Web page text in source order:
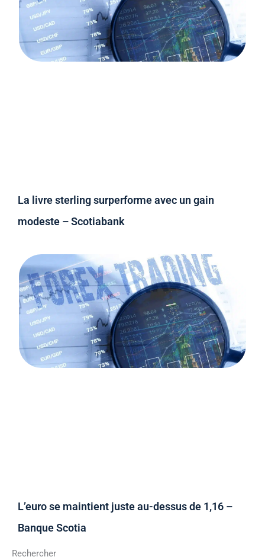
La livre sterling surperforme avec un gain
modeste – Scotiabank
L’euro se maintient juste au-dessus de 1,16 –
Banque Scotia
Rechercher